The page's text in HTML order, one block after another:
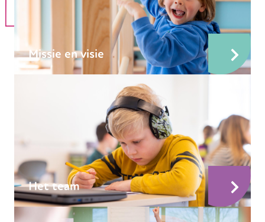
Missie en visie
Het team